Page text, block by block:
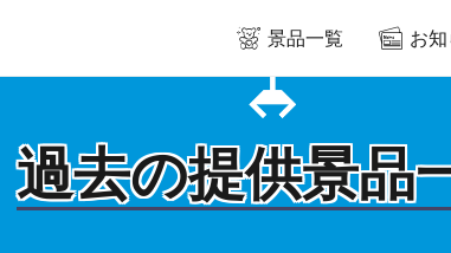
景品一覧 お
過去の提供景品